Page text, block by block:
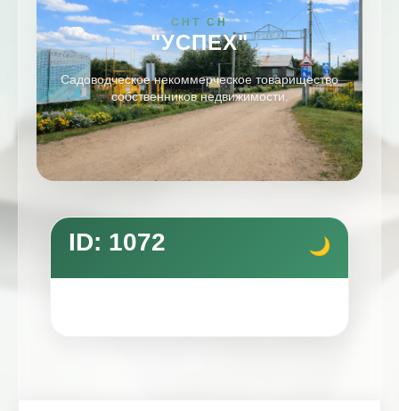
СНТ СН
"УСПЕХ"
Садоводческое некоммерческое товарищество
собственников недвижимости.
ID: 1072